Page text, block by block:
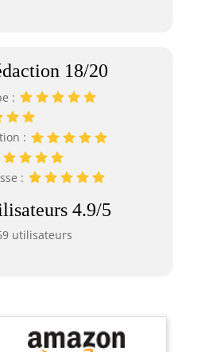
18/20
:
:
:
4.9/5
utilisateurs